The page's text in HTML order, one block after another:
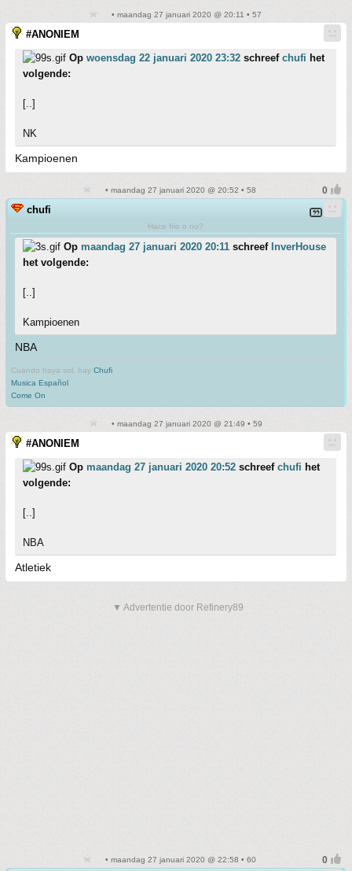
• maandag 27 januari 2020 @ 20:11 • 57
#ANONIEM
Op woensdag 22 januari 2020 23:32 schreef chufi het
volgende:
[..]
NK
Kampioenen
• maandag 27 januari 2020 @ 20:52 • 58
chufi
Hace frio o no?
Op maandag 27 januari 2020 20:11 schreef InverHouse
het volgende:
[..]
Kampioenen
NBA
Cuando haya sol, hay Chufi
Musica Español
Come On
• maandag 27 januari 2020 @ 21:49 • 59
#ANONIEM
Op maandag 27 januari 2020 20:52 schreef chufi het
volgende:
[..]
NBA
Atletiek
▼ Advertentie door Refinery89
• maandag 27 januari 2020 @ 22:58 • 60